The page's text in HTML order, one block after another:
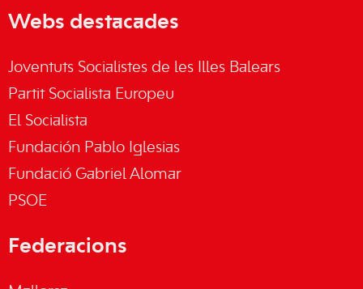
Webs destacades
Joventuts Socialistes de les Illes Balears
Partit Socialista Europeu
El Socialista
Fundación Pablo Iglesias
Fundació Gabriel Alomar
PSOE
Federacions